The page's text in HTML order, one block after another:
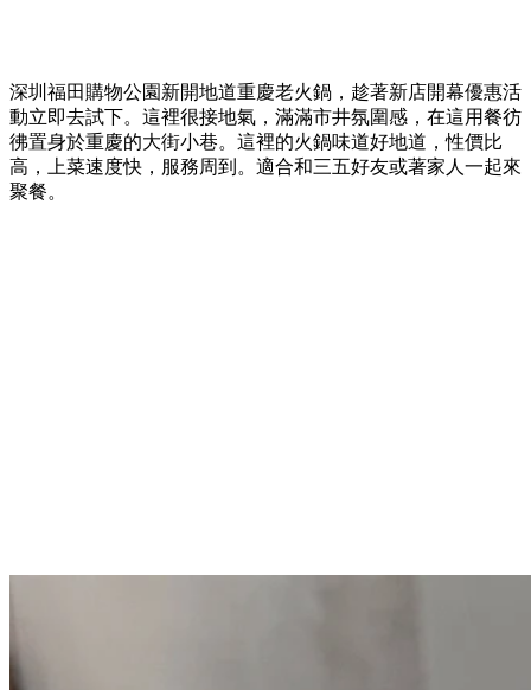
深圳福田購物公園新開地道重慶老火鍋，趁著新店開幕優惠活
動立即去試下。這裡很接地氣，滿滿市井氛圍感，在這用餐彷
彿置身於重慶的大街小巷。這裡的火鍋味道好地道，性價比
高，上菜速度快，服務周到。適合和三五好友或著家人一起來
聚餐。